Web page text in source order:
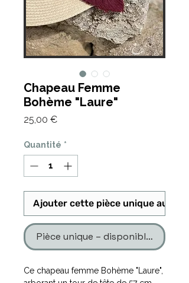
Chapeau Femme
Bohème "Laure"
25,00 €Prix
Quantité *
Ajouter cette pièce unique au
Pièce unique – disponible en un
Ce chapeau femme Bohème "Laure",